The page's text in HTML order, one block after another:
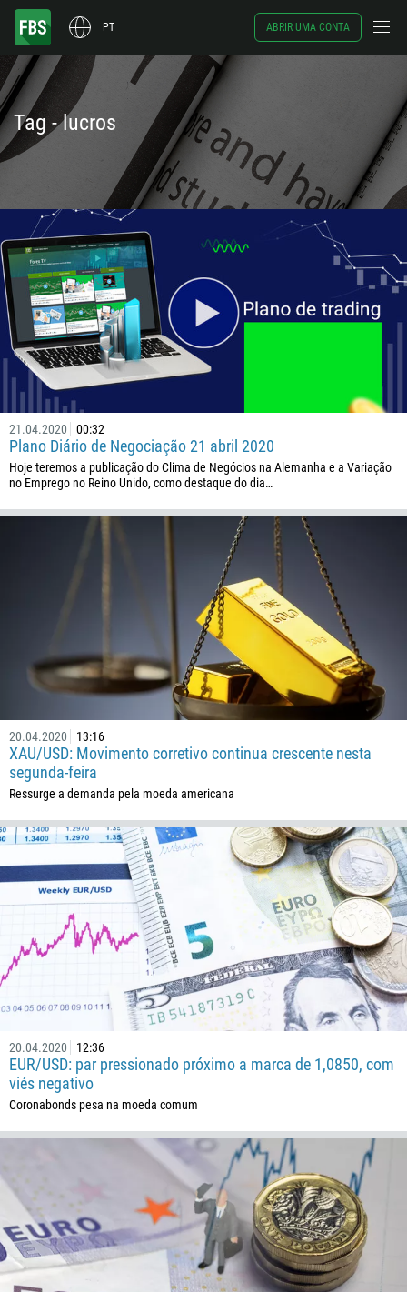
PT ABRIR UMA CONTA
Tag - lucros
21.04.2020 00:32
Plano Diário de Negociação 21 abril 2020
Hoje teremos a publicação do Clima de Negócios na Alemanha e a Variação
no Emprego no Reino Unido, como destaque do dia…
20.04.2020 13:16
XAU/USD: Movimento corretivo continua crescente nesta
segunda-feira
Ressurge a demanda pela moeda americana
20.04.2020 12:36
EUR/USD: par pressionado próximo a marca de 1,0850, com
viés negativo
Coronabonds pesa na moeda comum